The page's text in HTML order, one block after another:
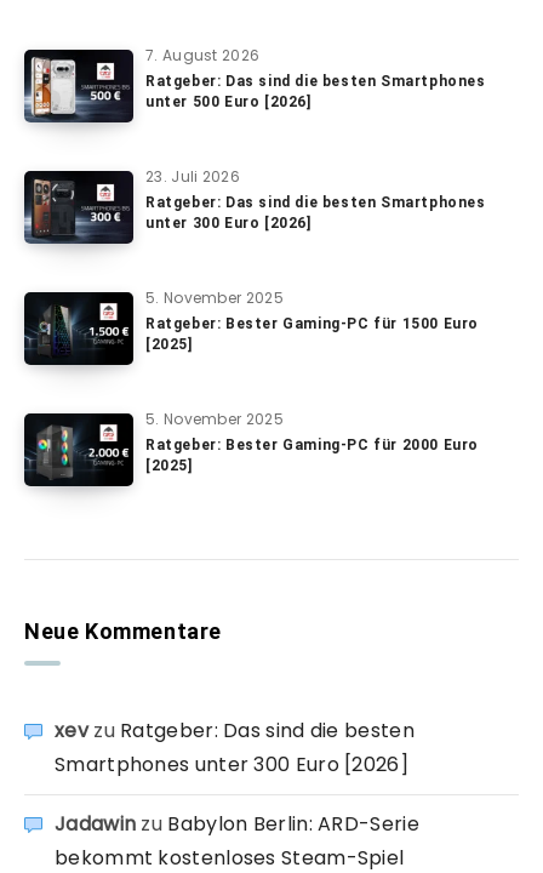
7. August 2026
Ratgeber: Das sind die besten Smartphones
unter 500 Euro [2026]
23. Juli 2026
Ratgeber: Das sind die besten Smartphones
unter 300 Euro [2026]
5. November 2025
Ratgeber: Bester Gaming-PC für 1500 Euro
[2025]
5. November 2025
Ratgeber: Bester Gaming-PC für 2000 Euro
[2025]
Neue Kommentare
xevzu Ratgeber: Das sind die besten
Smartphones unter 300 Euro [2026]
Jadawin zu Babylon Berlin: ARD-Serie
bekommt kostenloses Steam-Spiel